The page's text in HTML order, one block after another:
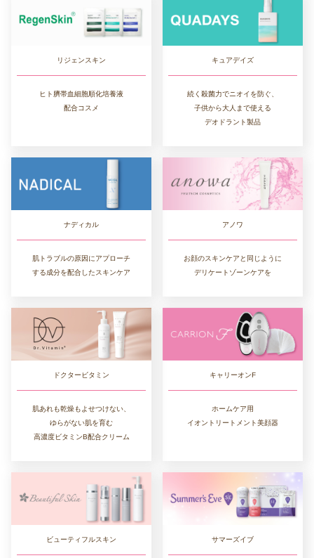
リジェンスキン
ヒト臍帯血細胞順化培養液
配合コスメ
キュアデイズ
続く殺菌力でニオイを防ぐ、
子供から大人まで使える
デオドラント製品
ナディカル
肌トラブルの原因にアプローチ
する成分を配合したスキンケア
アノワ
お顔のスキンケアと同じように
デリケートゾーンケアを
ドクタービタミン
肌あれも乾燥もよせつけない、
ゆらがない肌を育む
高濃度ビタミンB配合クリーム
キャリーオンF
ホームケア用
イオントリートメント美顔器
ビューティフルスキン サマーズイブ